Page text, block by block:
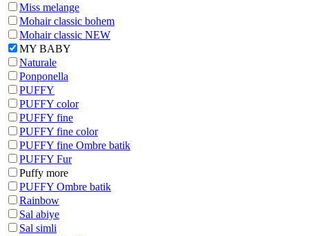
Miss melange
Mohair classic bohem
Mohair classic NEW
MY BABY
Naturale
Ponponella
PUFFY
PUFFY color
PUFFY fine
PUFFY fine color
PUFFY fine Ombre batik
PUFFY Fur
Puffy more
PUFFY Ombre batik
Rainbow
Sal abiye
Sal simli